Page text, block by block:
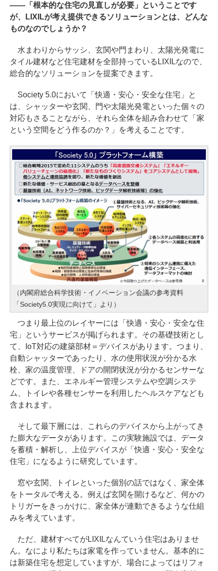
――「根本的な住宅の見直しが必要」ということです
が、LIXILが考え提供できるソリューションとは、どんな
ものなのでしょうか？
水まわりからサッシ、玄関や門まわり、太陽光発電に
タイル建材など住宅建材を全部持っているLIXILなので、
総合的なソリューションを提案できます。
Society 5.0において「快適・安心・安全な住宅」と
は、シャッターや玄関、門や太陽光発電といった個々の
対応もさることながら、それら全体を組み合わせて「家
という空間をどう作るのか？」を考えることです。
（内閣府総合科学技術・イノベーション会議の参考資料
「Society5.0実現に向けて」より）
つまり最上位のレイヤーには「快適・安心・安全な住
宅」というサービスが掲げられます。その基礎技術とし
て、IoT対応の建築部材＝デバイスがあります。つまり、
自動シャッターであったり、水の使用状況が分かる水
栓、家の温度管理、ドアの開閉状況が分かるセンサーな
どです。また、エネルギー管理システムや空調システ
ム、トイレや各種センサーを利用したヘルスケアなども
含まれます。
そして最下層には、これらのデバイスから上がってき
た膨大なデータがあります。この実験施設では、データ
を蓄積・解析し、上位デバイスが「快適・安心・安全な
住宅」になるように研究しています。
窓や玄関、トイレといった個別の話ではなく、家全体
をトータルで考える。例えば玄関を開けるなど、何かの
トリガーをきっかけに、家全体が連動できるような仕組
みを考えています。
ただ、建材すべてがLIXILなんていう住宅はありませ
ん。なにより私たちは家電を作っていません。基本的に
は新築住宅を想定していますが、場合によってはリフォ